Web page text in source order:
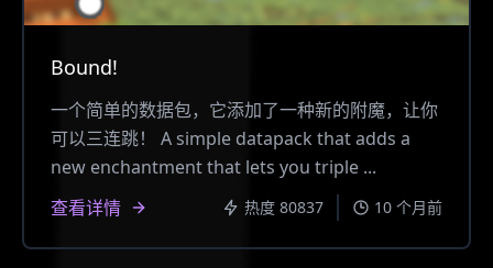
Bound!
一个简单的数据包，它添加了一种新的附魔，让你
可以三连跳！ A simple datapack that adds a
new enchantment that lets you triple ...
查看详情
热度 80837 10 个月前